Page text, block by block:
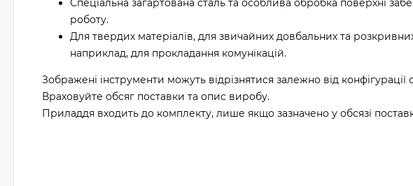
Спеціальна загартована сталь та особлива обробка поверхні
роботу.
Для твердих матеріалів, для звичайних довбальних та
наприклад, для прокладання комунікацій.
Зображені інструменти можуть відрізнятися залежно від
Враховуйте обсяг поставки та опис виробу.
Приладдя входить до комплекту, лише якщо зазначено у обсязі